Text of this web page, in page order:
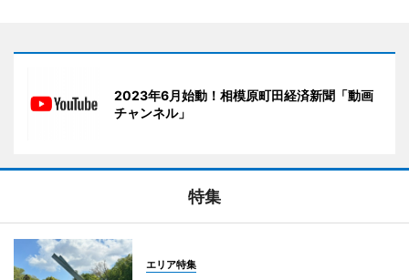
2023年6月始動！相模原町田経済新聞「動画
チャンネル」
特集
エリア特集